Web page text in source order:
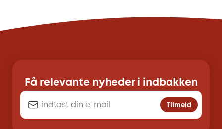
Få relevante nyheder i indbakken
Tilmeld